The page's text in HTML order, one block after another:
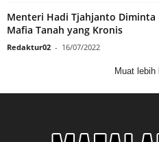
Menteri Hadi Tjahjanto Diminta
Mafia Tanah yang Kronis
Redaktur02 - 16/07/2022
Muat lebih